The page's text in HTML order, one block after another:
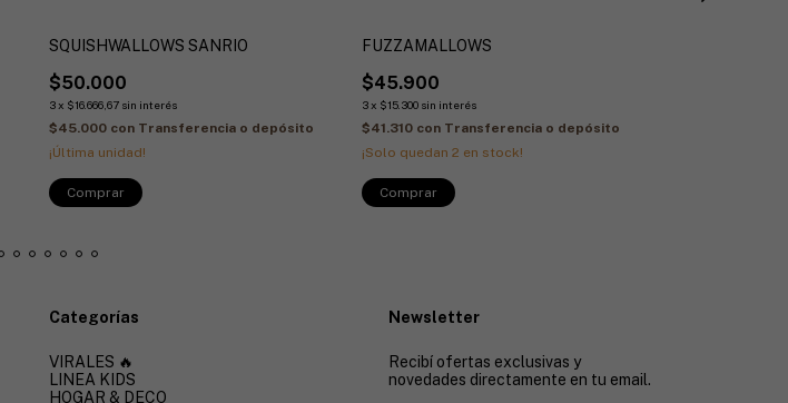
SQUISHWALLOWS SANRIO
$50.000
3 x $16.666,67 sin interés
$45.000 con Transferencia o depósito
¡Última unidad!
Comprar
FUZZAMALLOWS
$45.900
3 x $15.300 sin interés
$41.310 con Transferencia o depósito
¡Solo quedan 2 en stock!
Categorías
VIRALES 🔥
LINEA KIDS
HOGAR & DECO
Newsletter
Recibí ofertas exclusivas y
novedades directamente en tu email.